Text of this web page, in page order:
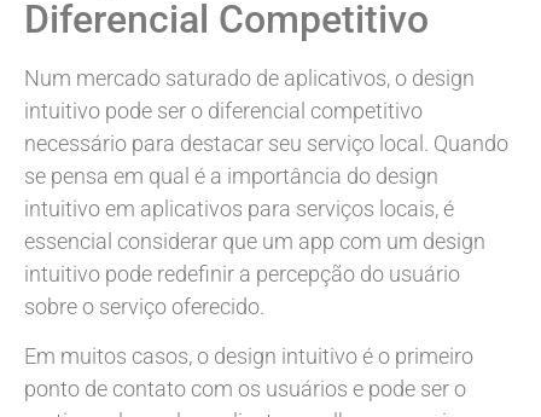
Diferencial Competitivo
Num mercado saturado de aplicativos, o design
intuitivo pode ser o diferencial competitivo
necessário para destacar seu serviço local. Quando
se pensa em qual é a importância do design
intuitivo em aplicativos para serviços locais, é
essencial considerar que um app com um design
intuitivo pode redefinir a percepção do usuário
sobre o serviço oferecido.
Em muitos casos, o design intuitivo é o primeiro
ponto de contato com os usuários e pode ser o